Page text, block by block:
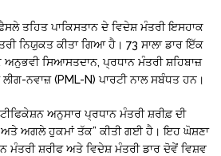
ਤਹਿਤ ਪਾਕਿਸਤਾਨ ਦੇ ਵਿਦੇਸ਼ ਮੰਤਰੀ ਇਸਹਾਕ
ਨਿਯੁਕਤ ਕੀਤਾ ਗਿਆ ਹੈ। 73 ਸਾਲਾ ਡਾਰ ਇੱਕ
ਸਿਆਸਤਦਾਨ, ਪ੍ਰਧਾਨ ਮੰਤਰੀ ਸ਼ਹਿਬਾਜ਼
ਲੀਗ-ਨਵਾਜ਼ (PML-N) ਪਾਰਟੀ ਨਾਲ ਸਬੰਧਤ ਹਨ।
ਅਨੁਸਾਰ ਪ੍ਰਧਾਨ ਮੰਤਰੀ ਸ਼ਰੀਫ਼ ਦੀ
ਅਤੇ ਅਗਲੇ ਹੁਕਮਾਂ ਤੱਕ” ਕੀਤੀ ਗਈ ਹੈ। ਇਹ ਘੋਸ਼ਣਾ
ਮੰਤਰੀ ਸ਼ਰੀਫ ਅਤੇ ਵਿਦੇਸ਼ ਮੰਤਰੀ ਡਾਰ ਦੋਵੇਂ ਵਿਸ਼ਵ